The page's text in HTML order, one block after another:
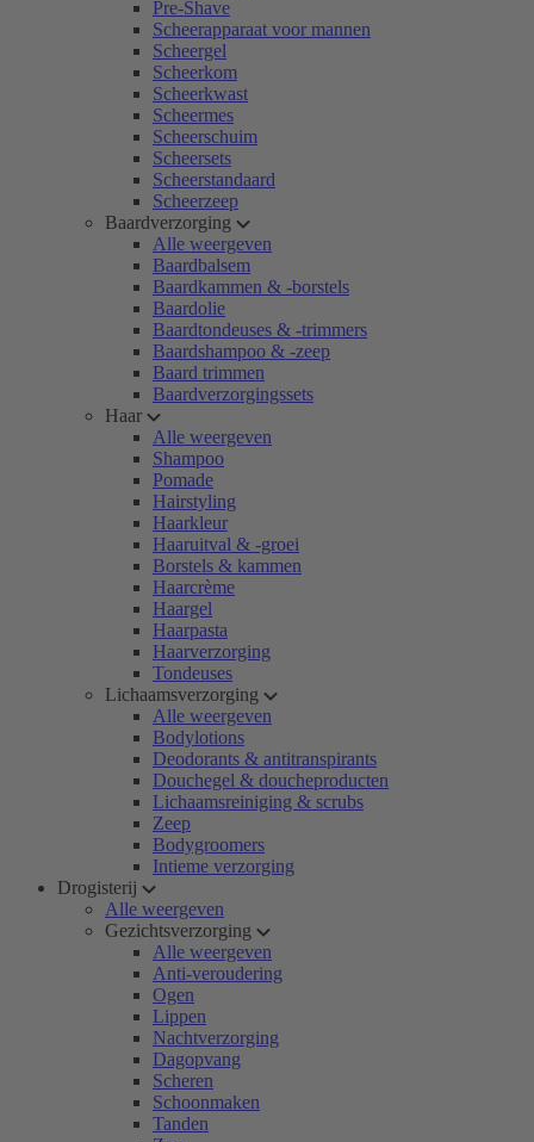
Pre-Shave
Scheerapparaat voor mannen
Scheergel
Scheerkom
Scheerkwast
Scheermes
Scheerschuim
Scheersets
Scheerstandaard
Scheerzeep
Baardverzorging
Alle weergeven
Baardbalsem
Baardkammen & -borstels
Baardolie
Baardtondeuses & -trimmers
Baardshampoo & -zeep
Baard trimmen
Baardverzorgingssets
Haar
Alle weergeven
Shampoo
Pomade
Hairstyling
Haarkleur
Haaruitval & -groei
Borstels & kammen
Haarcrème
Haargel
Haarpasta
Haarverzorging
Tondeuses
Lichaamsverzorging
Alle weergeven
Bodylotions
Deodorants & antitranspirants
Douchegel & doucheproducten
Lichaamsreiniging & scrubs
Zeep
Bodygroomers
Intieme verzorging
Drogisterij
Alle weergeven
Gezichtsverzorging
Alle weergeven
Anti-veroudering
Ogen
Lippen
Nachtverzorging
Dagopvang
Scheren
Schoonmaken
Tanden